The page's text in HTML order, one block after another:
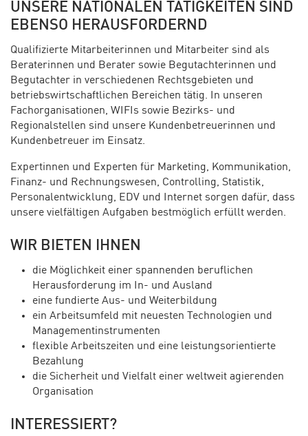
UNSERE NATIONALEN TÄTIGKEITEN SIND
EBENSO HERAUSFORDERND
Qualifizierte Mitarbeiterinnen und Mitarbeiter sind als
Beraterinnen und Berater sowie Begutachterinnen und
Begutachter in verschiedenen Rechtsgebieten und
betriebswirtschaftlichen Bereichen tätig. In unseren
Fachorganisationen, WIFIs sowie Bezirks- und
Regionalstellen sind unsere Kundenbetreuerinnen und
Kundenbetreuer im Einsatz.
Expertinnen und Experten für Marketing, Kommunikation,
Finanz- und Rechnungswesen, Controlling, Statistik,
Personalentwicklung, EDV und Internet sorgen dafür, dass
unsere vielfältigen Aufgaben bestmöglich erfüllt werden.
WIR BIETEN IHNEN
die Möglichkeit einer spannenden beruflichen
Herausforderung im In- und Ausland
eine fundierte Aus- und Weiterbildung
ein Arbeitsumfeld mit neuesten Technologien und
Managementinstrumenten
flexible Arbeitszeiten und eine leistungsorientierte
Bezahlung
die Sicherheit und Vielfalt einer weltweit agierenden
Organisation
INTERESSIERT?